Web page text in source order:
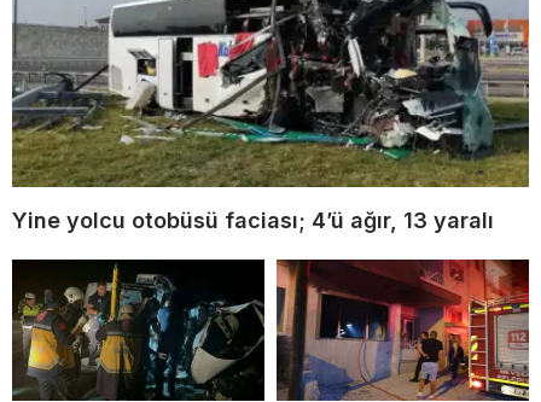
Yine yolcu otobüsü faciası; 4’ü ağır, 13 yaralı